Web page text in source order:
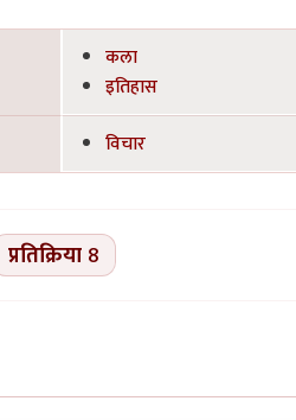
कला
इतिहास
विचार
प्रतिक्रिया 8